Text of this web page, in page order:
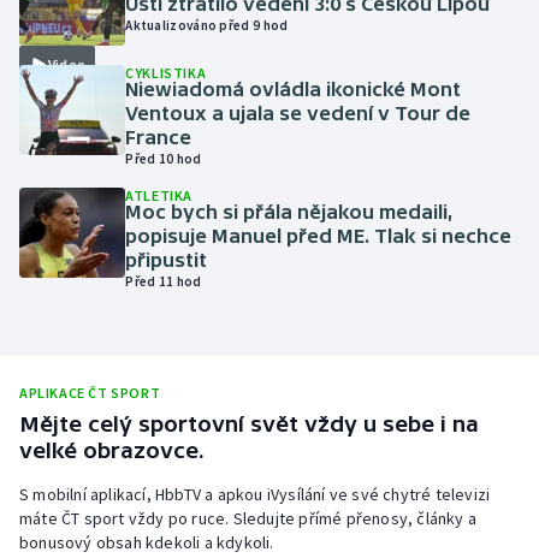
Motorsport
Olympijské hry
Parasport
Plavání
Plážový volejbal
Rychlobruslení
Rychlostní kanoistika
Short track
Video
Aktualizováno před 9 hod
CYKLISTIKA
Niewiadomá ovládla ikonické Mont
Ventoux a ujala se vedení v Tour de
France
Před 10 hod
ATLETIKA
Moc bych si přála nějakou medaili,
popisuje Manuel před ME. Tlak si nechce
připustit
Před 11 hod
APLIKACE ČT SPORT
Mějte celý sportovní svět vždy u sebe i na
velké obrazovce.
S mobilní aplikací, HbbTV a apkou iVysílání ve své chytré televizi
máte ČT sport vždy po ruce. Sledujte přímé přenosy, články a
bonusový obsah kdekoli a kdykoli.